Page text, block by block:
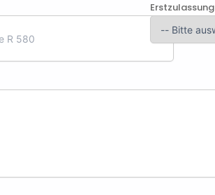
Erstzulassung